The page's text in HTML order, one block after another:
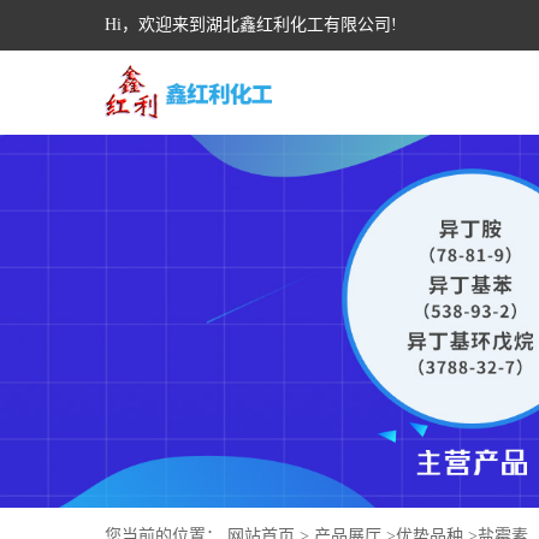
Hi，欢迎来到湖北鑫红利化工有限公司!